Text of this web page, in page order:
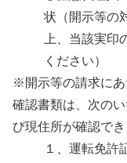
状（開示等の
上、当該実
ください）
※開示等の請求にあ
確認書類は、次の
び現住所が確認で
１、運転免許